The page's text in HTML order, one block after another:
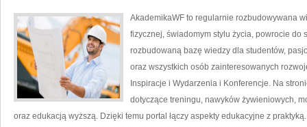
AkademikaWF to regularnie rozbudowywana
fizycznej, świadomym stylu życia, powrocie
rozbudowaną bazę wiedzy dla studentów,
oraz wszystkich osób zainteresowanych
Inspiracje i Wydarzenia i Konferencje. Na
dotyczące treningu, nawyków żywieniowych,
oraz edukacją wyższą. Dzięki temu portal łączy aspekty edukacyjne z